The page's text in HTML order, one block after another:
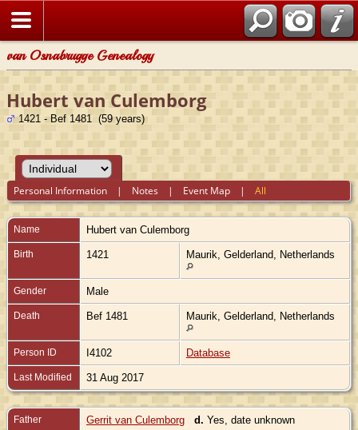
van Osnabrugge Genealogy
Hubert van Culemborg
1421 - Bef 1481 (59 years)
Personal Information | Notes | Event Map |All
Name Hubert van Culemborg
Birth 1421 Maurik, Gelderland, Netherlands
Gender Male
Death Bef 1481 Maurik, Gelderland, Netherlands
Person ID I4102 Database
Last Modified 31 Aug 2017
Father Gerrit van Culemborg d. Yes, date unknown